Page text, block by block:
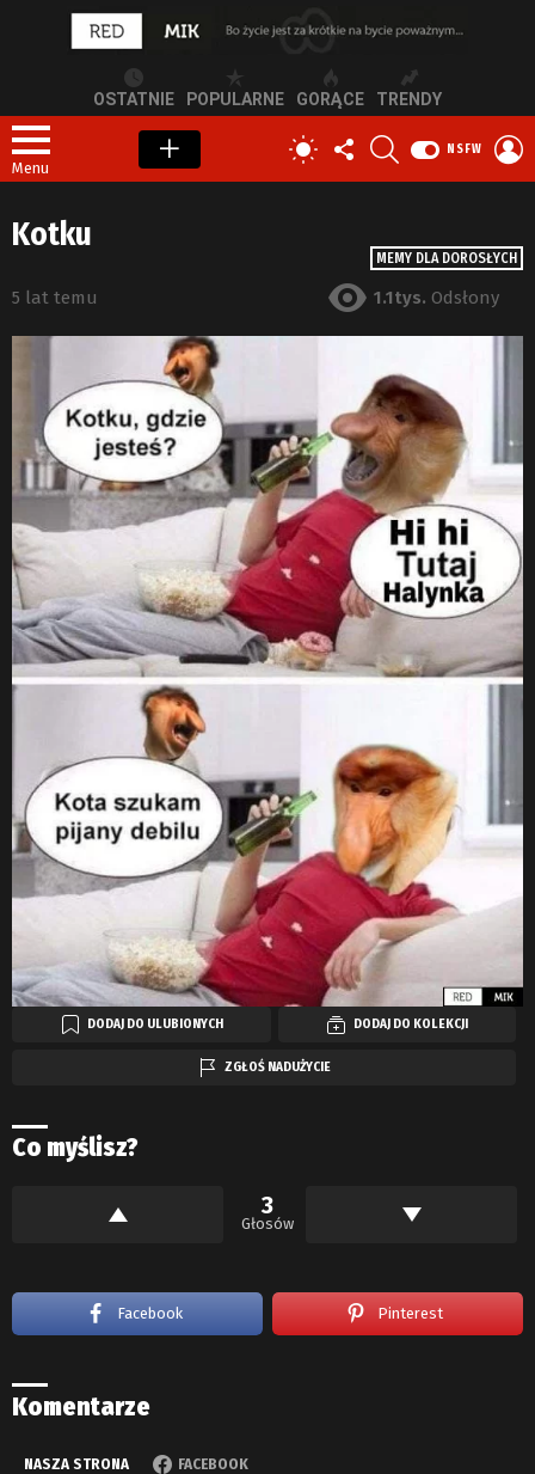
OSTATNIE POPULARNE GORĄCE TRENDY
Menu
PRZEŁĄCZ
SKÓRKĘ
OBSERWUJ
NAS
NSFW
MEMY DLA DOROSŁYCH
Kotku
5 lat temu 1.1tys. Odsłony
DODAJ DO ULUBIONYCH DODAJ DO KOLEKCJI
ZGŁOŚ NADUŻYCIE
Co myślisz?
3
Głosów
Facebook Pinterest
Komentarze
NASZA STRONA FACEBOOK